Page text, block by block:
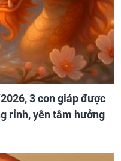
3 con giáp được
rỉnh, yên tâm hưởng